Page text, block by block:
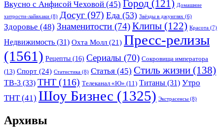
Вкусно с Анфисой Чеховой (45) Город (121) Домашние
хитрости-лайвхаки (8) Досуг (97) Еда (53) Звёзды в джунглях (6)
Здоровье (48) Знаменитости (74)Клипы (122) Красота (7)
Недвижимость (31) Охта Молл (21) Пресс-релизы
(1561) Рецепты (16) Сериалы (70) Сокровища императора
(13) Спорт (24) Статистика (8) Статья (45) Стиль жизни (138)
ТВ-3 (33) ТНТ (116) Телеканал «Ю» (11) Титаны (31) Утро
ТНТ(41) Шоу Бизнес (1325) Экстрасенсы (8)
Архивы